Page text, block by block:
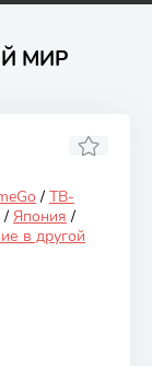
МИР
/ ТВ-
/ Япония /
в другой